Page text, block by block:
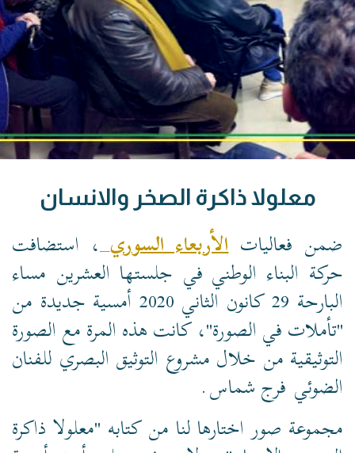
معلولا ذاكرة الصخر والانسان
ضمن فعالياتالأربعاء السوري ، استضافت
حركة البناء الوطني في جلستها العشرين مساء
البارحة 29 كانون الثاني 2020 أمسية جديدة من
"تأملات في الصورة"، كانت هذه المرة مع الصورة
التوثيقية من خلال مشروع التوثيق البصري للفنان
الضوئي فرج شماس.
مجموعة صور اختارها لنا من كتابه "معلولا ذاكرة